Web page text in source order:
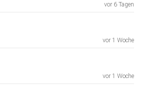
vor 6 Tagen
vor 1 Woche
vor 1 Woche